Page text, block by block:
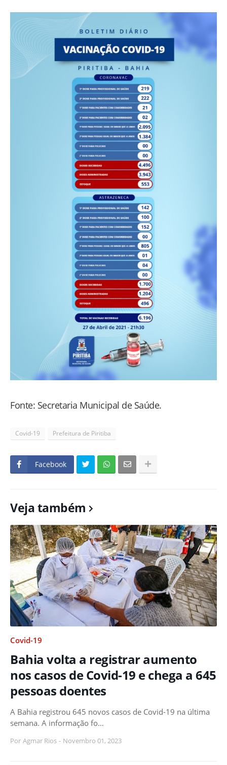
Fonte: Secretaria Municipal de Saúde.
Covid-19 Prefeitura de Piritiba
Facebook
Veja também
Covid-19
Bahia volta a registrar aumento
nos casos de Covid-19 e chega a 645
pessoas doentes
A Bahia registrou 645 novos casos de Covid-19 na última
semana. A informação fo…
Por Agmar Rios - Novembro 01, 2023